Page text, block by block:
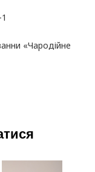
«Чародійне